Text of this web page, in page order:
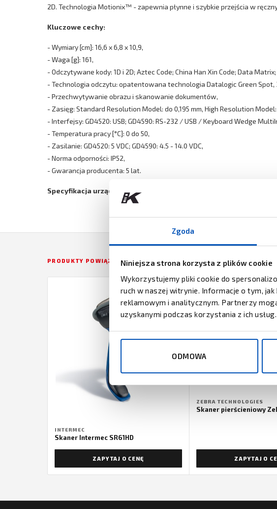
Zgoda
Niniejsza strona korzysta z plików cookie
Wykorzystujemy pliki cookie do
ruch w naszej witrynie. Informacje o tym,
reklamowym i analitycznym. Partnerzy
uzyskanymi podczas korzystania z ich usług.
ODMOWA
2D. Technologia Motionix™ - zapewnia płynne i szybkie przejścia w
Kluczowe cechy:
- Wymiary [cm]: 16,6 x 6,8 x 10,9,
- Waga [g]: 161,
- Odczytywane kody: 1D i 2D; Aztec Code; China Han Xin Code; Data Matrix;
- Technologia odczytu: opatentowana technologia Datalogic Green Spot,
- Przechwytywanie obrazu i skanowanie dokumentów,
- Zasięg: Standard Resolution Model: do 0,195 mm, High Resolution Model:
- Interfejsy: GD4520: USB; GD4590: RS-232 / USB / Keyboard Wedge
- Temperatura pracy [°C]: 0 do 50,
- Zasilanie: GD4520: 5 VDC; GD4590: 4.5 - 14.0 VDC,
- Norma odporności: IP52,
- Gwarancja producenta: 5 lat.
Specyfikacja urządzenia od producenta do pobrania poniżej:
PRODUKTY POWIĄZANE
INTERMEC
Skaner Intermec SR61HD
ZAPYTAJ O CENĘ
ZEBRA TECHNOLOGIES
Skaner pierścieniowy
ZAPYTAJ O